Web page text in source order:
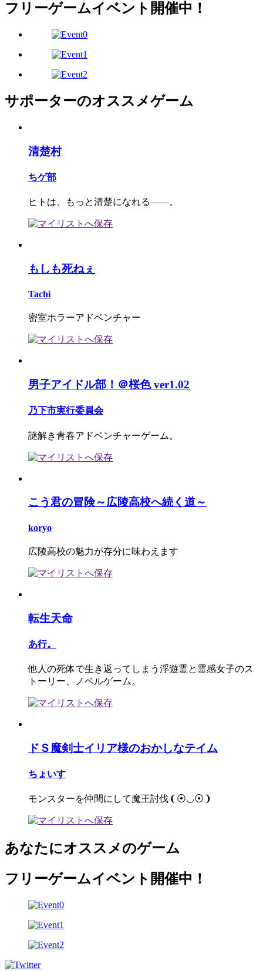
フリーゲームイベント開催中！
サポーターのオススメゲーム
清楚村
ちゲ部
ヒトは、もっと清楚になれる――。
もしも死ねぇ
Tachi
密室ホラーアドベンチャー
男子アイドル部！＠桜色 ver1.02
乃下市実行委員会
謎解き青春アドベンチャーゲーム。
こう君の冒険～広陵高校へ続く道～
koryo
広陵高校の魅力が存分に味わえます
転生天命
あ行。
他人の死体で生き返ってしまう浮遊霊と霊感女子のス
トーリー、ノベルゲーム。
ドＳ魔剣士イリア様のおかしなテイム
ちょいす
モンスターを仲間にして魔王討伐❨⦿◡⦿❩
あなたにオススメのゲーム
フリーゲームイベント開催中！